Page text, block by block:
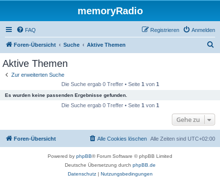
memoryRadio
FAQ Anmelden
Registrieren
Foren-Übersicht Suche Aktive Themen
Aktive Themen
Zur erweiterten Suche
Die Suche ergab 0 Treffer • Seite 1 von 1
Es wurden keine passenden Ergebnisse gefunden.
Die Suche ergab 0 Treffer • Seite 1 von 1
Gehe zu
Foren-Übersicht Alle Zeiten sind UTC+02:00
Alle Cookies löschen
Powered by phpBB® Forum Software © phpBB Limited
Deutsche Übersetzung durch phpBB.de
Datenschutz| Nutzungsbedingungen